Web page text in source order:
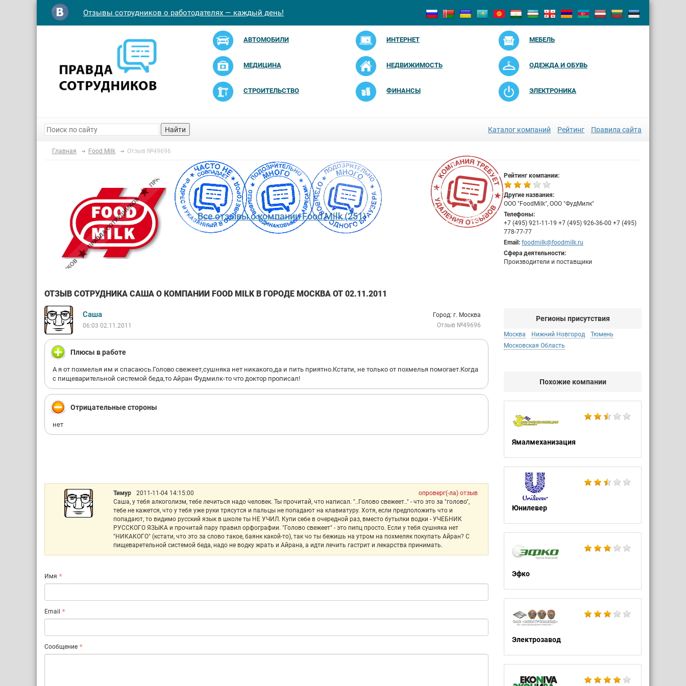
Отзывы сотрудников о работодателях — каждый день!
АВТОМОБИЛИ ИНТЕРНЕТ МЕБЕЛЬ
МЕДИЦИНА НЕДВИЖИМОСТЬ ОДЕЖДА И ОБУВЬ
СТРОИТЕЛЬСТВО ФИНАНСЫ ЭЛЕКТРОНИКА
Найти Каталог компаний Рейтинг Правила сайта
Главная Food Milk Отзыв №49696
Все отзывы о компании Food Milk (251)
Рейтинг компании:
Другие названия:
ООО "FoodMilk", ООО "ФудМилк"
Телефоны:
+7 (495) 921-11-19 +7 (495) 926-36-00 +7 (495)
778-77-77
Email: foodmilk@foodmilk.ru
Сфера деятельности:
Производители и поставщики
ОТЗЫВ СОТРУДНИКА САША О КОМПАНИИ FOOD MILK В ГОРОДЕ МОСКВА ОТ 02.11.2011
Саша
06:03 02.11.2011
Город: г. Москва
Отзыв №49696
Плюсы в работе
А я от похмелья им и спасаюсь.Голово свежеет,сушняка нет никакого,да и пить приятно.Кстати, не только от похмелья помогает.Когда
с пищеварительной системой беда,то Айран Фудмилк-то что доктор прописал!
Отрицательные стороны
нет
Тимур 2011-11-04 14:15:00
опроверг(-ла) отзыв
Саша, у тебя алкоголизм, тебе лечиться надо человек. Ты прочитай, что написал. "..Голово свежеет.." - что это за "голово",
тебе не кажется, что у тебя уже руки трясутся и пальцы не попадают на клавиатуру. Хотя, если предположить что и
попадают, то видимо русский язык в школе ты НЕ УЧИЛ. Купи себе в очередной раз, вместо бутылки водки - УЧЕБНИК
РУССКОГО ЯЗЫКА и прочитай пару правил орфографии. "Голово свежеет" - это пипц просто. Если у тебя сушняка нет
"НИКАКОГО" (кстати, что это за слово такое, баянк какой-то), так чо ты бежишь на утром на похмеляк покупать Айран? С
пищеваретельной системой беда, надо не водку жрать и Айрана, а идти лечить гастрит и лекарства принимать.
Имя
Email
Сообщение
Регионы присутствия
Москва Нижний Новгород
Тюмень
Московская Область
Похожие компании
Ямалмеханизация
Юнилевер
Эфко
Электрозавод